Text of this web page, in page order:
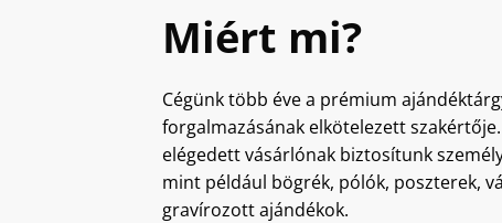
Miért mi?
Cégünk több éve a prémium
forgalmazásának elkötelezett
elégedett vásárlónak biztosítunk
mint például bögrék, pólók, poszterek,
gravírozott ajándékok.